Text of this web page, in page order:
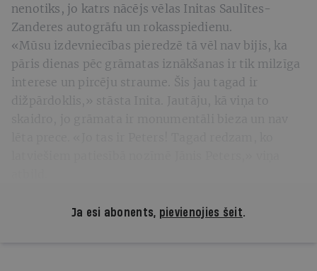
nenotiks, jo katrs nācējs vēlas Initas Saulītes-
Zanderes autogrāfu un rokasspiedienu.
«Mūsu izdevniecības pieredzē tā vēl nav bijis, ka
pāris dienas pēc grāmatas iznākšanas ir tik milzīga
interese un pircēju straume. Šis jau tagad ir
dižpārdoklis,» stāsta Inita. Jautāju, kā viņa to
Ja esi abonents, pievienojies šeit.